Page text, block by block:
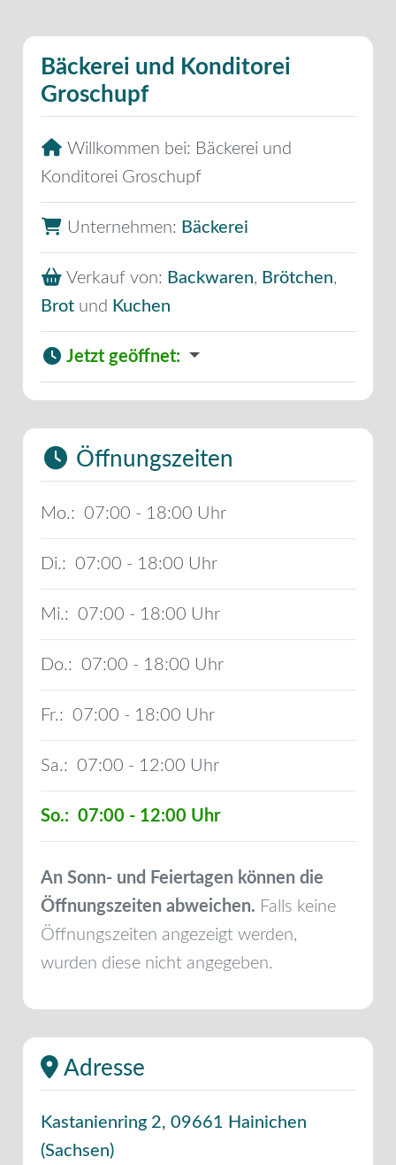
Bäckerei und Konditorei
Groschupf
Willkommen bei: Bäckerei und
Konditorei Groschupf
Unternehmen: Bäckerei
Verkauf von: Backwaren, Brötchen,
Brot und Kuchen
Jetzt geöffnet:
Öffnungszeiten
Mo.: 07:00 - 18:00
Di.: 07:00 - 18:00
Mi.: 07:00 - 18:00
Do.: 07:00 - 18:00
Fr.: 07:00 - 18:00
Sa.: 07:00 - 12:00
So.: 07:00 - 12:00
An Sonn- und Feiertagen können die
Öffnungszeiten abweichen. Falls keine
Öffnungszeiten angezeigt werden,
wurden diese nicht angegeben.
Adresse
Kastanienring 2, 09661 Hainichen
(Sachsen)